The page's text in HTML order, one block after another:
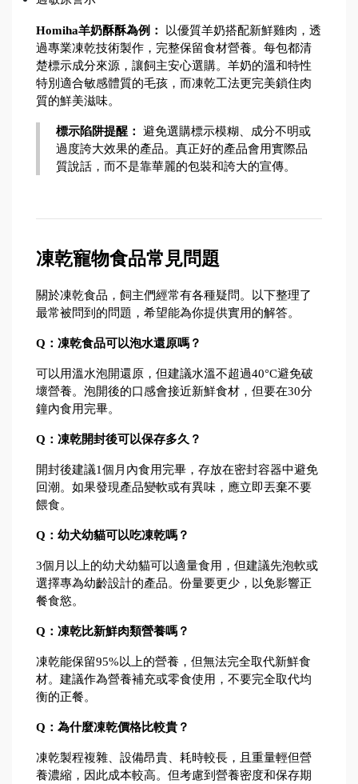
Homiha羊奶酥酥為例：
以優質羊奶搭配新鮮雞肉，透
過專業凍乾技術製作，完整保留食材營養。每包都清
楚標示成分來源，讓飼主安心選購。羊奶的溫和特性
特別適合敏感體質的毛孩，而凍乾工法更完美鎖住肉
質的鮮美滋味。
標示陷阱提醒：
避免選購標示模糊、成分不明或
過度誇大效果的產品。真正好的產品會用實際品
質說話，而不是靠華麗的包裝和誇大的宣傳。
凍乾寵物食品常見問題
關於凍乾食品，飼主們經常有各種疑問。以下整理了
最常被問到的問題，希望能為你提供實用的解答。
Q：凍乾食品可以泡水還原嗎？
可以用溫水泡開還原，但建議水溫不超過40°C避免破
壞營養。泡開後的口感會接近新鮮食材，但要在30分
鐘內食用完畢。
Q：凍乾開封後可以保存多久？
開封後建議1個月內食用完畢，存放在密封容器中避免
回潮。如果發現產品變軟或有異味，應立即丟棄不要
餵食。
Q：幼犬幼貓可以吃凍乾嗎？
3個月以上的幼犬幼貓可以適量食用，但建議先泡軟或
選擇專為幼齡設計的產品。份量要更少，以免影響正
餐食慾。
Q：凍乾比新鮮肉類營養嗎？
凍乾能保留95%以上的營養，但無法完全取代新鮮食
材。建議作為營養補充或零食使用，不要完全取代均
衡的正餐。
Q：為什麼凍乾價格比較貴？
凍乾製程複雜、設備昂貴、耗時較長，且重量輕但營
養濃縮，因此成本較高。但考慮到營養密度和保存期